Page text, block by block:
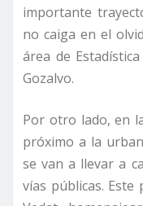
importante
no caiga en el
área de
Gozalvo.
Por otro lado, en
próximo a la
se van a llevar a
vías públicas. Este